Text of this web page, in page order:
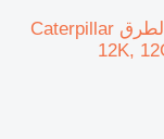
CORONA Caterpillar 7D-7889 لـ ممهدة الطرق Caterpillar
12K,